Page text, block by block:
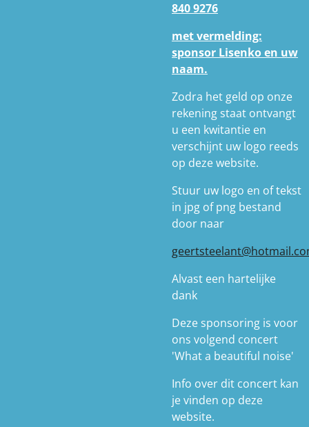
840 9276
metvermelding:
sponsor Lisenko en uw
naam.
Zodra het geld op onze
rekening staat ontvangt
u een kwitantie en
verschijnt uw logo reeds
op deze website.
Stuur uw logo en of tekst
in jpg of png bestand
door naar
Alvast een hartelijke
dank
Deze sponsoring is voor
ons volgend concert
'What a beautiful noise'
Info over dit concert kan
je vinden op deze
website.